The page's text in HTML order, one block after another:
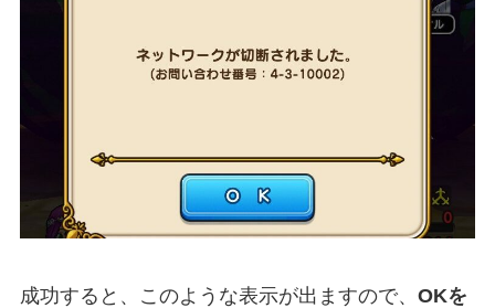
成功すると、このような表示が出ますので、 OKを